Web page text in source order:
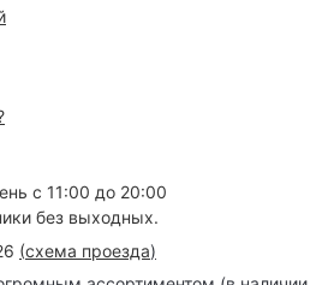
с 11:00 до 20:00
без выходных.
(схема проезда)